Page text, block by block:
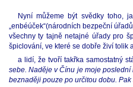
Nyní můžeme být svědky toho,
„enbéúček“(národních bezpeční
všechny ty tajně netajné úřady pro
špiclování, ve které se dobře živí tolik
a lidí, že tvoří takřka samostatný
sebe. Naděje v Čínu je moje poslední
beznaději pouze po určitou dobu.